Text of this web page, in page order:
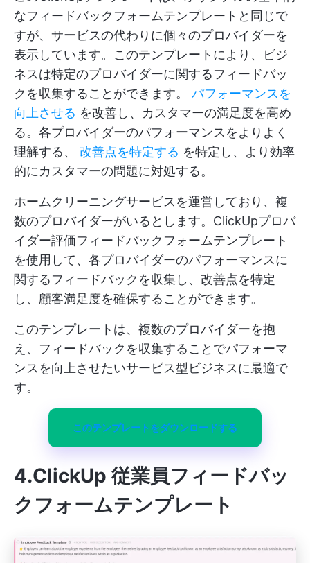
なフィードバックフォームテンプレートと同じで
すが、サービスの代わりに個々のプロバイダーを
表示しています。このテンプレートにより、ビジ
ネスは特定のプロバイダーに関するフィードバッ
クを収集することができます。 パフォーマンスを
向上させる を改善し、カスタマーの満足度を高め
る。各プロバイダーのパフォーマンスをよりよく
理解する、 改善点を特定する を特定し、より効率
的にカスタマーの問題に対処する。
ホームクリーニングサービスを運営しており、複
数のプロバイダーがいるとします。ClickUpプロバ
イダー評価フィードバックフォームテンプレート
を使用して、各プロバイダーのパフォーマンスに
関するフィードバックを収集し、改善点を特定
し、顧客満足度を確保することができます。
このテンプレートは、複数のプロバイダーを抱
え、フィードバックを収集することでパフォーマ
ンスを向上させたいサービス型ビジネスに最適で
す。
このテンプレートをダウンロードする
4.ClickUp 従業員フィードバッ
クフォームテンプレート